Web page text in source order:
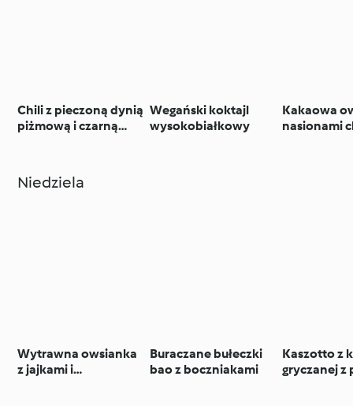
Chili z pieczoną dynią
piżmową i czarną
Wegański koktajl
wysokobiałkowy
Kakaowa
nasionami
Niedziela
Wytrawna owsianka
z jajkami i
Buraczane bułeczki
bao z boczniakami
Kaszotto z
gryczanej z